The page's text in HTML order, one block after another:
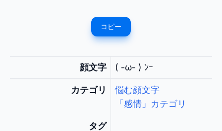
コピー
顔文字 ( -ω- ) ﾝｰ
カテゴリ
悩む顔文字
「感情」カテゴリ
タグ